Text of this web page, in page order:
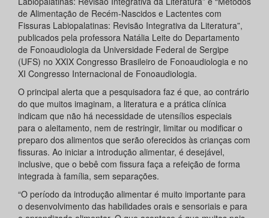
de Alimentação de Recém-Nascidos e Lactentes com
Fissuras Labiopalatinas: Revisão Integrativa da Literatura”,
publicados pela professora Natália Leite do Departamento
de Fonoaudiologia da Universidade Federal de Sergipe
(UFS) no XXIX Congresso Brasileiro de Fonoaudiologia e no
XI Congresso Internacional de Fonoaudiologia.
O principal alerta que a pesquisadora faz é que, ao contrário
do que muitos imaginam, a literatura e a prática clínica
indicam que não há necessidade de utensílios especiais
para o aleitamento, nem de restringir, limitar ou modificar o
preparo dos alimentos que serão oferecidos às crianças com
fissuras. Ao iniciar a introdução alimentar, é desejável,
inclusive, que o bebê com fissura faça a refeição de forma
integrada à família, sem separações.
“O período da introdução alimentar é muito importante para
o desenvolvimento das habilidades orais e sensoriais e para